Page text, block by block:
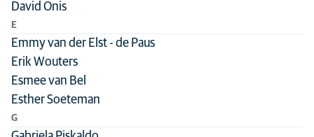
David Onis
E
Emmy van der Elst - de Paus
Erik Wouters
Esmee van Bel
Esther Soeteman
G